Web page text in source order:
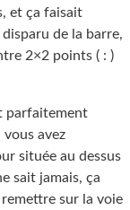
et ça faisait
de la barre,
2×2 points ( : )
parfaitement
avez
située au dessus
sait jamais, ça
sur la voie